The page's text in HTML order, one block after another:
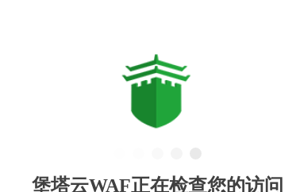
堡塔云WAF正在检查您的访问